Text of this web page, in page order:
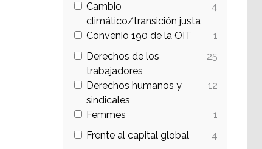
Cambio
climático/transición justa
4
Convenio 190 de la OIT
1
Derechos de los
trabajadores
25
Derechos humanos y
sindicales
12
Femmes
1
Frente al capital global
4